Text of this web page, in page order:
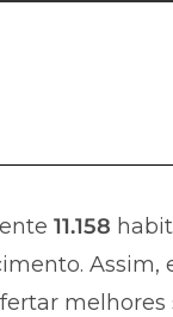
11.158
melhores